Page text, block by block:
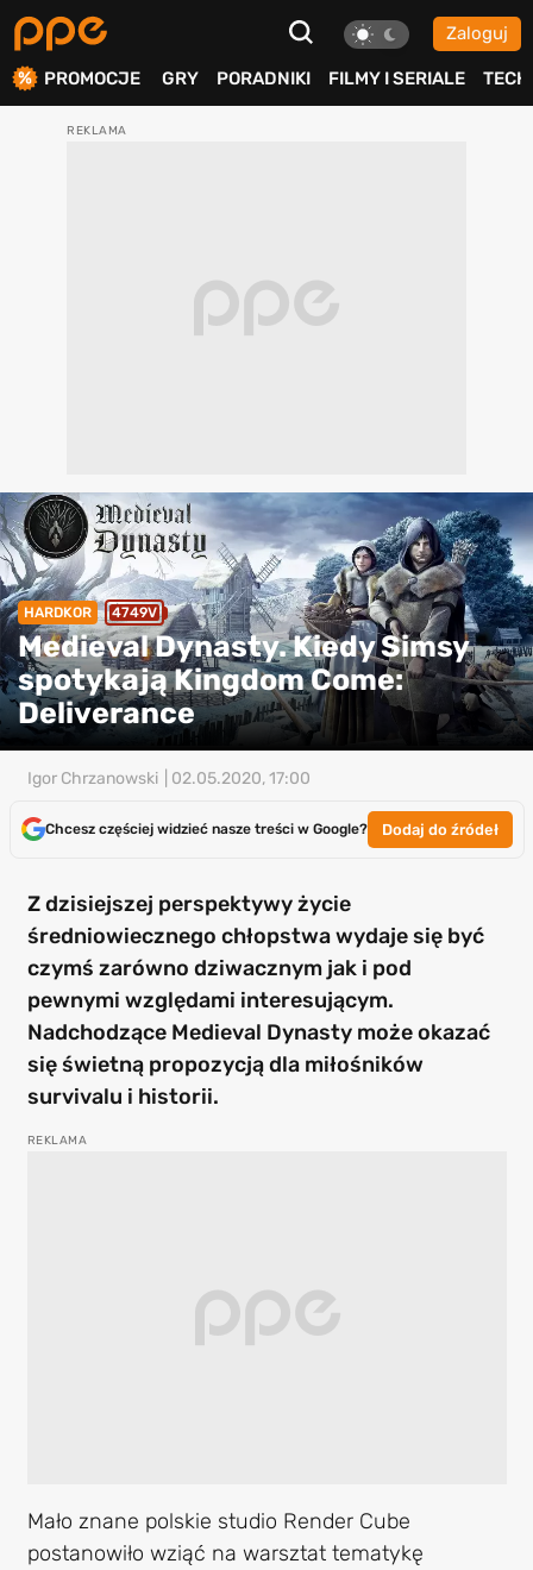
Zaloguj
PROMOCJE GRY PORADNIKI FILMY I SERIALE TECH
HARDKOR 4749V
Medieval Dynasty. Kiedy Simsy
spotykają Kingdom Come:
Deliverance
Igor Chrzanowski | 02.05.2020, 17:00
Chcesz częściej widzieć nasze treści w Google? Dodaj do źródeł
Z dzisiejszej perspektywy życie
średniowiecznego chłopstwa wydaje się być
czymś zarówno dziwacznym jak i pod
pewnymi względami interesującym.
Nadchodzące Medieval Dynasty może okazać
się świetną propozycją dla miłośników
survivalu i historii.
Mało znane polskie studio Render Cube
postanowiło wziąć na warsztat tematykę